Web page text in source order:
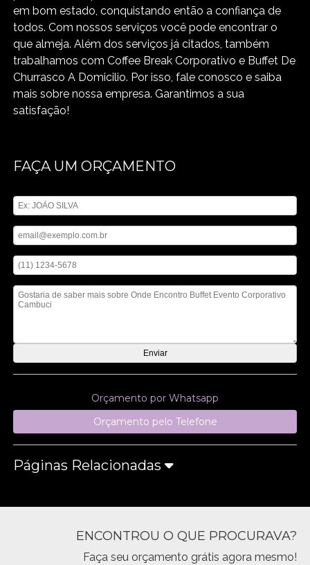
em bom estado, conquistando então a confiança de
todos. Com nossos serviços você pode encontrar o
que almeja. Além dos serviços já citados, também
trabalhamos com Coffee Break Corporativo e Buffet De
Churrasco A Domicilio. Por isso, fale conosco e saiba
mais sobre nossa empresa. Garantimos a sua
satisfação!
FAÇA UM ORÇAMENTO
Orçamento por Whatsapp
Orçamento pelo Telefone
Páginas Relacionadas
ENCONTROU O QUE PROCURAVA?
Faça seu orçamento grátis agora mesmo!